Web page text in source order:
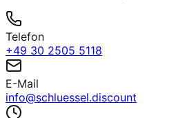
Telefon
+49 30 2505 5118
E-Mail
info@schluessel.discount